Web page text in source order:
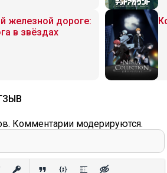
железной дороге:
в звёздах
Комментарии модерируются.